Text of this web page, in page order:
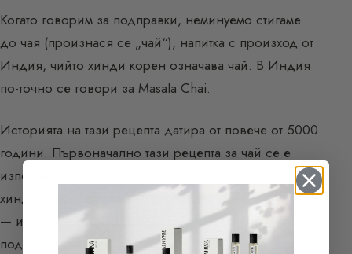
Когато говорим за подправки, неминуемо стигаме
до чая (произнася се „чай“), напитка с произход от
Индия, чийто хинди корен означава чай. В Индия
по-точно се говори за Masala Chai.
Историята на тази рецепта датира от повече от 5000
години. Първоначално тази рецепта за чай се е
използвала като лекарство в традиционната
хиндуистка медицина — аюрведическата медицина
— и не е съдържала чай, а само мляко с инфузия от
подправки.